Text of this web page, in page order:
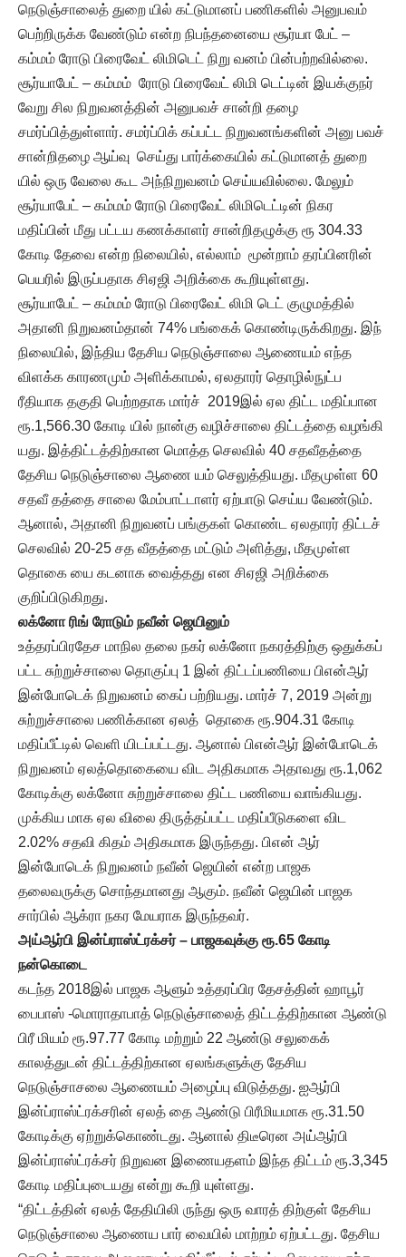
நெடுஞ்சாலைத் துறை யில் கட்டுமானப் பணிகளில் அனுபவம்
பெற்றிருக்க வேண்டும் என்ற நிபந்தனையை சூர்யா பேட் –
கம்மம் ரோடு பிரைவேட் லிமிடெட் நிறு வனம் பின்பற்றவில்லை.
சூர்யாபேட் – கம்மம் ரோடு பிரைவேட் லிமி டெட்டின் இயக்குநர்
வேறு சில நிறுவனத்தின் அனுபவச் சான்றி தழை
சமர்ப்பித்துள்ளார். சமர்ப்பிக் கப்பட்ட நிறுவனங்களின் அனு பவச்
சான்றிதழை ஆய்வு செய்து பார்க்கையில் கட்டுமானத் துறை
யில் ஒரு வேலை கூட அந்நிறுவனம் செய்யவில்லை. மேலும்
சூர்யாபேட் – கம்மம் ரோடு பிரைவேட் லிமிடெட்டின் நிகர
மதிப்பின் மீது பட்டய கணக்காளர் சான்றிதழுக்கு ரூ 304.33
கோடி தேவை என்ற நிலையில், எல்லாம் மூன்றாம் தரப்பினரின்
பெயரில் இருப்பதாக சிஏஜி அறிக்கை கூறியுள்ளது.
சூர்யாபேட் – கம்மம் ரோடு பிரைவேட் லிமி டெட் குழுமத்தில்
அதானி நிறுவனம்தான் 74% பங்கைக் கொண்டிருக்கிறது. இந்
நிலையில், இந்திய தேசிய நெடுஞ்சாலை ஆணையம் எந்த
விளக்க காரணமும் அளிக்காமல், ஏலதாரர் தொழில்நுட்ப
ரீதியாக தகுதி பெற்றதாக மார்ச் 2019இல் ஏல திட்ட மதிப்பான
ரூ.1,566.30 கோடி யில் நான்கு வழிச்சாலை திட்டத்தை வழங்கி
யது. இத்திட்டத்திற்கான மொத்த செலவில் 40 சதவீதத்தை
தேசிய நெடுஞ்சாலை ஆணை யம் செலுத்தியது. மீதமுள்ள 60
சதவீ தத்தை சாலை மேம்பாட்டாளர் ஏற்பாடு செய்ய வேண்டும்.
ஆனால், அதானி நிறுவனப் பங்குகள் கொண்ட ஏலதாரர் திட்டச்
செலவில் 20-25 சத வீதத்தை மட்டும் அளித்து, மீதமுள்ள
தொகை யை கடனாக வைத்தது என சிஏஜி அறிக்கை
குறிப்பிடுகிறது.
லக்னோ ரிங் ரோடும் நவீன் ஜெயினும்
உத்தரப்பிரதேச மாநில தலை நகர் லக்னோ நகரத்திற்கு ஒதுக்கப்
பட்ட சுற்றுச்சாலை தொகுப்பு 1 இன் திட்டப்பணியை பிஎன்ஆர்
இன்போடெக் நிறுவனம் கைப் பற்றியது. மார்ச் 7, 2019 அன்று
சுற்றுச்சாலை பணிக்கான ஏலத் தொகை ரூ.904.31 கோடி
மதிப்பீட்டில் வெளி யிடப்பட்டது. ஆனால் பிஎன்ஆர் இன்போடெக்
நிறுவனம் ஏலத்தொகையை விட அதிகமாக அதாவது ரூ.1,062
கோடிக்கு லக்னோ சுற்றுச்சாலை திட்ட பணியை வாங்கியது.
முக்கிய மாக ஏல விலை திருத்தப்பட்ட மதிப்பீடுகளை விட
2.02% சதவி கிதம் அதிகமாக இருந்தது. பிஎன் ஆர்
இன்போடெக் நிறுவனம் நவீன் ஜெயின் என்ற பாஜக
தலைவருக்கு சொந்தமானது ஆகும். நவீன் ஜெயின் பாஜக
சார்பில் ஆக்ரா நகர மேயராக இருந்தவர்.
அய்ஆர்பி இன்ப்ராஸ்ட்ரக்சர் – பாஜகவுக்கு ரூ.65 கோடி
நன்கொடை
கடந்த 2018இல் பாஜக ஆளும் உத்தரப்பிர தேசத்தின் ஹாபூர்
பைபாஸ் -மொராதாபாத் நெடுஞ்சாலைத் திட்டத்திற்கான ஆண்டு
பிரீ மியம் ரூ.97.77 கோடி மற்றும் 22 ஆண்டு சலுகைக்
காலத்துடன் திட்டத்திற்கான ஏலங்களுக்கு தேசிய
நெடுஞ்சாசலை ஆணையம் அழைப்பு விடுத்தது. ஐஆர்பி
இன்ப்ராஸ்ட்ரக்சரின் ஏலத் தை ஆண்டு பிரீமியமாக ரூ.31.50
கோடிக்கு ஏற்றுக்கொண்டது. ஆனால் திடீரென அய்ஆர்பி
இன்ப்ராஸ்ட்ரக்சர் நிறுவன இணையதளம் இந்த திட்டம் ரூ.3,345
கோடி மதிப்புடையது என்று கூறி யுள்ளது.
“திட்டத்தின் ஏலத் தேதியிலி ருந்து ஒரு வாரத் திற்குள் தேசிய
நெடுஞ்சாலை ஆணைய பார் வையில் மாற்றம் ஏற்பட்டது. தேசிய